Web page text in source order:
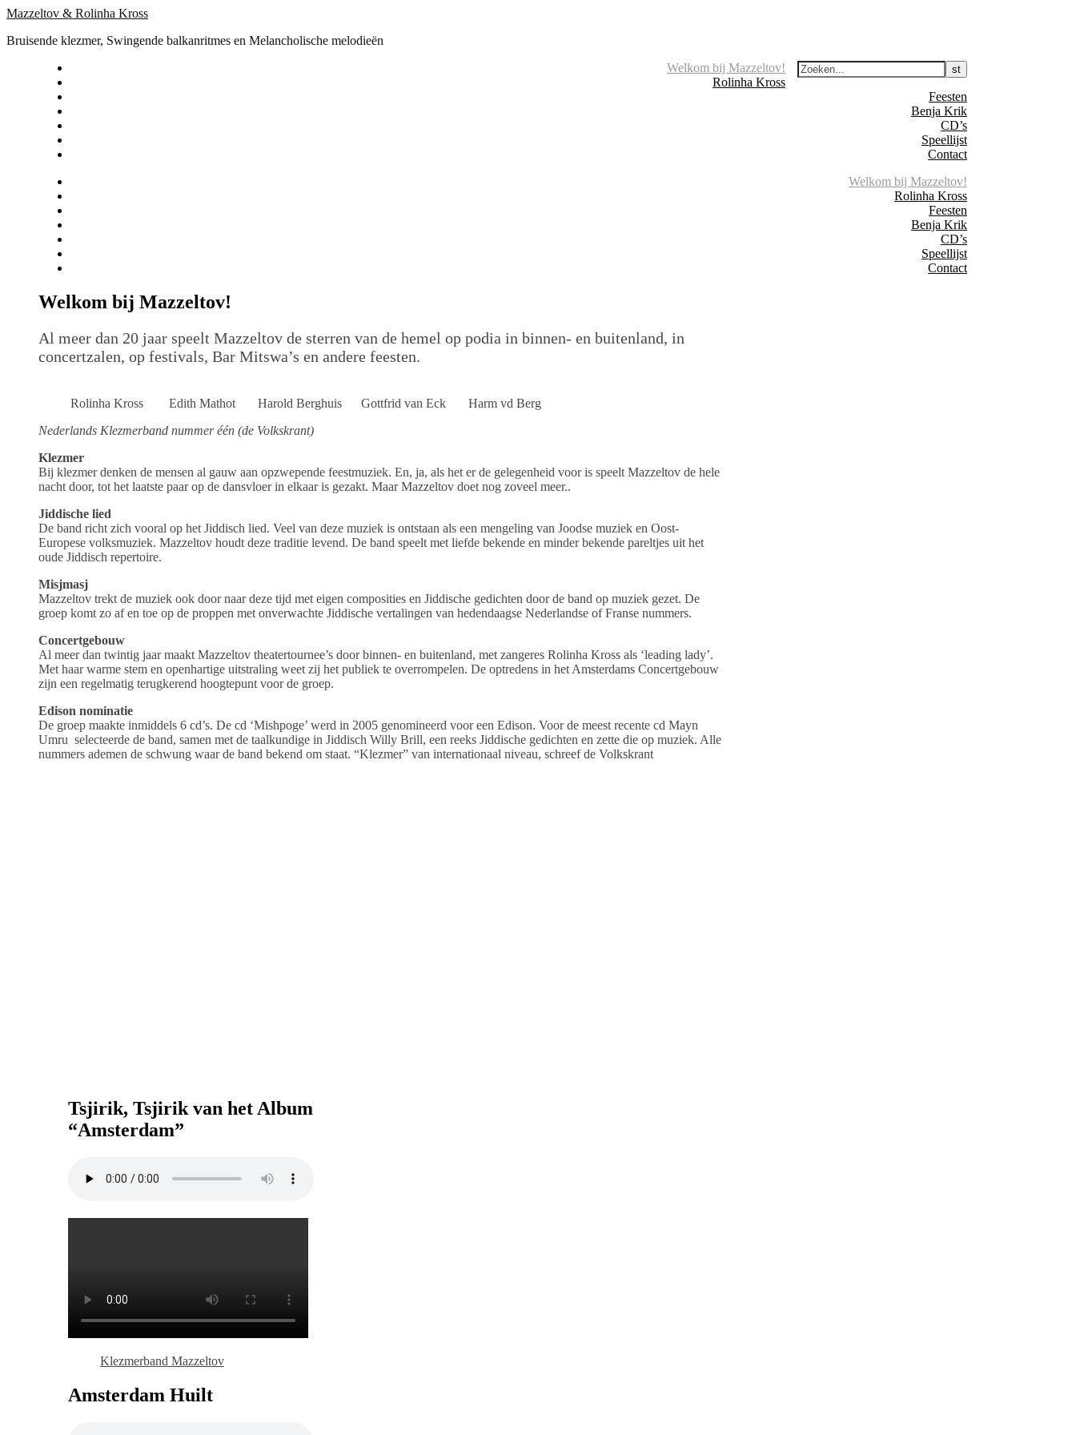
Spring
inhoud
Mazzeltov & Rolinha Kross
Bruisende klezmer, Swingende balkanritmes en Melancholische melodieën
Welkom bij Mazzeltov!
Rolinha Kross
Feesten
Benja Krik
CD’s
Speellijst
Contact
Welkom bij Mazzeltov!
Rolinha Kross
Feesten
Benja Krik
CD’s
Speellijst
Contact
Welkom bij Mazzeltov!
Al meer dan 20 jaar speelt Mazzeltov de sterren van de hemel op podia in binnen- en buitenland, in
concertzalen, op festivals, Bar Mitswa’s en andere feesten.
Rolinha Kross Edith Mathot Harold Berghuis Gottfrid van Eck Harm vd Berg
Nederlands Klezmerband nummer één (de Volkskrant)
Klezmer
Bij klezmer denken de mensen al gauw aan opzwepende feestmuziek. En, ja, als het er de gelegenheid voor is speelt Mazzeltov de hele
nacht door, tot het laatste paar op de dansvloer in elkaar is gezakt. Maar Mazzeltov doet nog zoveel meer..
Jiddische lied
De band richt zich vooral op het Jiddisch lied. Veel van deze muziek is ontstaan als een mengeling van Joodse muziek en Oost-
Europese volksmuziek. Mazzeltov houdt deze traditie levend. De band speelt met liefde bekende en minder bekende pareltjes uit het
oude Jiddisch repertoire.
Misjmasj
Mazzeltov trekt de muziek ook door naar deze tijd met eigen composities en Jiddische gedichten door de band op muziek gezet. De
groep komt zo af en toe op de proppen met onverwachte Jiddische vertalingen van hedendaagse Nederlandse of Franse nummers.
Concertgebouw
Al meer dan twintig jaar maakt Mazzeltov theatertournee’s door binnen- en buitenland, met zangeres Rolinha Kross als ‘leading lady’.
Met haar warme stem en openhartige uitstraling weet zij het publiek te overrompelen. De optredens in het Amsterdams Concertgebouw
zijn een regelmatig terugkerend hoogtepunt voor de groep.
Edison nominatie
De groep maakte inmiddels 6 cd’s. De cd ‘Mishpoge’ werd in 2005 genomineerd voor een Edison. Voor de meest recente cd Mayn
Umru selecteerde de band, samen met de taalkundige in Jiddisch Willy Brill, een reeks Jiddische gedichten en zette die op muziek. Alle
nummers ademen de schwung waar de band bekend om staat. “Klezmer” van internationaal niveau, schreef de Volkskrant
Tsjirik, Tsjirik van het Album
“Amsterdam”
Klezmerband Mazzeltov
Amsterdam Huilt